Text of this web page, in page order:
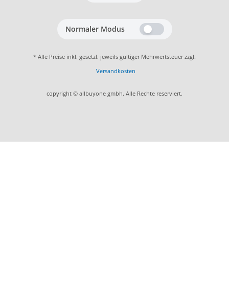
Normaler Modus
* Alle Preise inkl. gesetzl. jeweils gültiger Mehrwertsteuer zzgl.
Versandkosten
copyright © allbuyone gmbh. Alle Rechte reserviert.